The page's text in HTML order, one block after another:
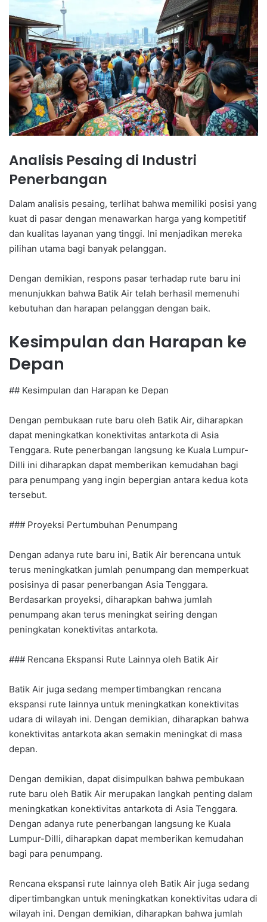
Analisis Pesaing di Industri
Penerbangan
Dalam analisis pesaing, terlihat bahwa memiliki posisi yang
kuat di pasar dengan menawarkan harga yang kompetitif
dan kualitas layanan yang tinggi. Ini menjadikan mereka
pilihan utama bagi banyak pelanggan.
Dengan demikian, respons pasar terhadap rute baru ini
menunjukkan bahwa Batik Air telah berhasil memenuhi
kebutuhan dan harapan pelanggan dengan baik.
Kesimpulan dan Harapan ke
Depan
## Kesimpulan dan Harapan ke Depan
Dengan pembukaan rute baru oleh Batik Air, diharapkan
dapat meningkatkan konektivitas antarkota di Asia
Tenggara. Rute penerbangan langsung ke Kuala Lumpur-
Dilli ini diharapkan dapat memberikan kemudahan bagi
para penumpang yang ingin bepergian antara kedua kota
tersebut.
### Proyeksi Pertumbuhan Penumpang
Dengan adanya rute baru ini, Batik Air berencana untuk
terus meningkatkan jumlah penumpang dan memperkuat
posisinya di pasar penerbangan Asia Tenggara.
Berdasarkan proyeksi, diharapkan bahwa jumlah
penumpang akan terus meningkat seiring dengan
peningkatan konektivitas antarkota.
### Rencana Ekspansi Rute Lainnya oleh Batik Air
Batik Air juga sedang mempertimbangkan rencana
ekspansi rute lainnya untuk meningkatkan konektivitas
udara di wilayah ini. Dengan demikian, diharapkan bahwa
konektivitas antarkota akan semakin meningkat di masa
depan.
Dengan demikian, dapat disimpulkan bahwa pembukaan
rute baru oleh Batik Air merupakan langkah penting dalam
meningkatkan konektivitas antarkota di Asia Tenggara.
Dengan adanya rute penerbangan langsung ke Kuala
Lumpur-Dilli, diharapkan dapat memberikan kemudahan
bagi para penumpang.
Rencana ekspansi rute lainnya oleh Batik Air juga sedang
dipertimbangkan untuk meningkatkan konektivitas udara di
wilayah ini. Dengan demikian, diharapkan bahwa jumlah